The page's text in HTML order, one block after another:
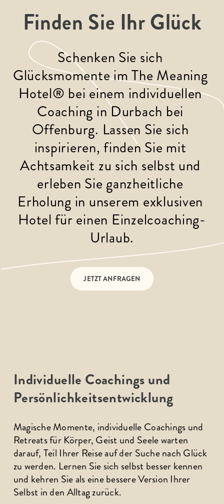
Finden Sie Ihr Glück
Schenken Sie sich
Glücksmomente im The Meaning
Hotel® bei einem individuellen
Coaching in Durbach bei
Offenburg. Lassen Sie sich
inspirieren, finden Sie mit
Achtsamkeit zu sich selbst und
erleben Sie ganzheitliche
Erholung in unserem exklusiven
Hotel für einen Einzelcoaching-
Urlaub.
JETZT ANFRAGEN
Individuelle Coachings und
Persönlichkeitsentwicklung
Magische Momente, individuelle Coachings und
Retreats für Körper, Geist und Seele warten
darauf, Teil Ihrer Reise auf der Suche nach Glück
zu werden. Lernen Sie sich selbst besser kennen
und kehren Sie als eine bessere Version Ihrer
Selbst in den Alltag zurück.